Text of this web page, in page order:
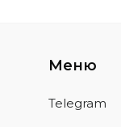
Telegram